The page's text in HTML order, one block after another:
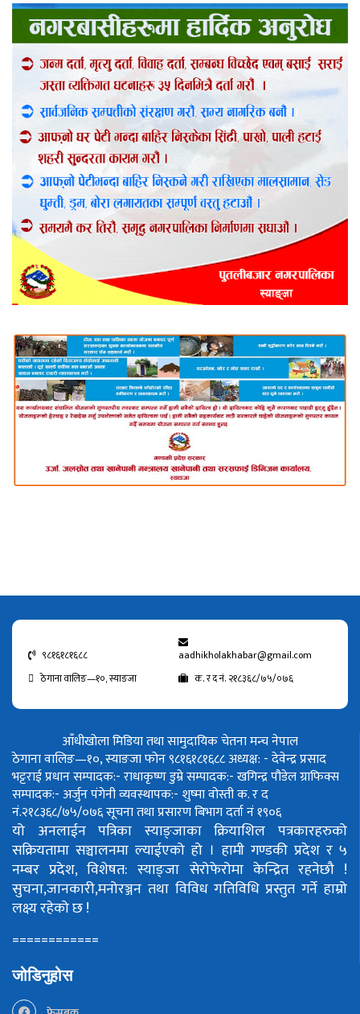
९८१६१८१६८८
aadhikholakhabar@gmail.com
ठेगाना वालिङ—१०, स्याङजा
क. र द नं. २१८३६८/७५/०७६
आँधीखोला मिडिया तथा सामुदायिक चेतना मन्च नेपाल
ठेगाना वालिङ—१०, स्याङजा फोन ९८१६१८१६८८अध्यक्ष: - देवेन्द्र प्रसाद
भट्टराईप्रधान सम्पादक:- राधाकृष्ण डुम्रेसम्पादक:- खगिन्द्र पौडेलग्राफिक्स
सम्पादक:- अर्जुन पंगेनीव्यवस्थापक:- शुष्मा वोस्तीक. र द
नं.२१८३६८/७५/०७६सूचना तथा प्रसारण बिभाग दर्ता नं १९०६
यो अनलाईन पत्रिका स्याङ्जाका क्रियाशिल पत्रकारहरुको
सक्रियतामा सञ्चालनमा ल्याईएको हो । हामी गण्डकी प्रदेश र ५
नम्बर प्रदेश, विशेषत: स्याङ्जा सेरोफेरोमा केन्द्रित रहनेछौ !
सुचना,जानकारी,मनोरञ्जन तथा विविध गतिविधि प्रस्तुत गर्ने हाम्रो
लक्ष्य रहेको छ !
============
जोडिनुहोस